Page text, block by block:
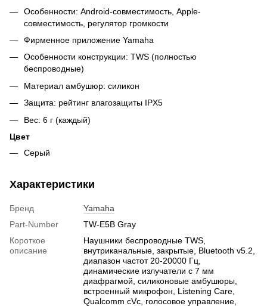
Особенности: Android-совместимость, Apple-
совместимость, регулятор громкости
Фирменное приложение Yamaha
Особенности конструкции: TWS (полностью
беспроводные)
Материал амбушюр: силикон
Защита: рейтинг влагозащиты IPX5
Вес: 6 г (каждый)
Цвет
Серый
Характеристики
Бренд
Yamaha
Part-Number
TW-E5B Gray
Короткое
описание
Наушники беспроводные TWS,
внутриканальные, закрытые, Bluetooth v5.2,
диапазон частот 20-20000 Гц,
динамические излучатели с 7 мм
диафрагмой, силиконовые амбушюры,
встроенный микрофон, Listening Care,
Qualcomm cVc, голосовое управление,